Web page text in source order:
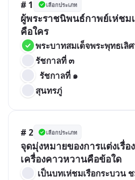
# 1 เลือกประเภท
ผู้พระราชนิพนธ์กาพย์เห่ชม
คือใคร
พระบาทสมเด็จพระพุทธเลิ
รัชกาลที่ ๓
  รัชกาลที่ ๑
สุนทรภู่
# 2 เลือกประเภท
จุดมุ่งหมายของการแต่งเรื่อ
เครื่องคาวหวานคือข้อใด
เป็นบทเห่ชมเรือกระบวน